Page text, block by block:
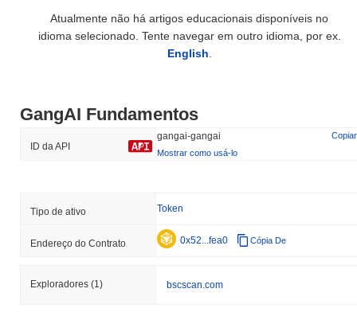
Atualmente não há artigos educacionais disponíveis no
idioma selecionado. Tente navegar em outro idioma, por ex.
English.
GangAI Fundamentos
ID da API
gangai-gangai
Copiar
Mostrar como usá-lo
Tipo de ativo Token
Endereço do Contrato 0x52...fea0 Cópia De
Exploradores (1) bscscan.com